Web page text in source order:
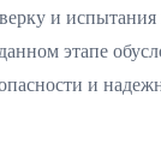
и испытания
этапе
и